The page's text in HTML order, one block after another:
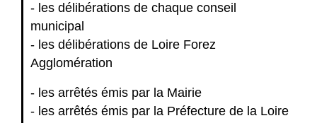
- les délibérations de chaque conseil
municipal
- les délibérations de Loire Forez
Agglomération
- les arrêtés émis par la Mairie
- les arrêtés émis par la Préfecture de la Loire